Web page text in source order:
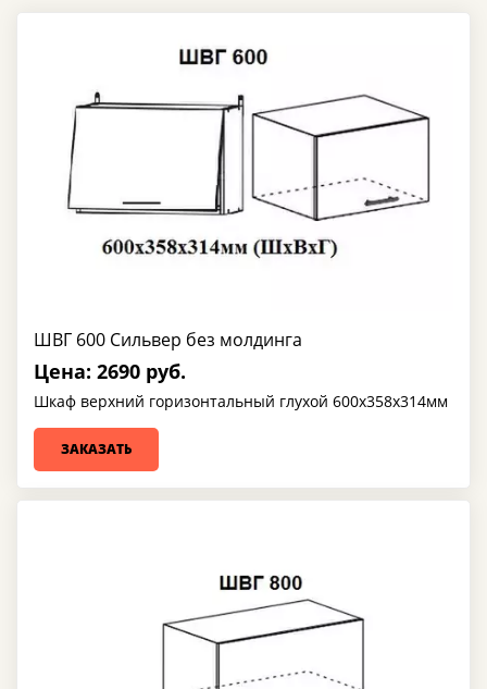
ШВГ 600 Сильвер без молдинга
Цена: 2690 руб.
Шкаф верхний горизонтальный глухой 600х358х314мм
ЗАКАЗАТЬ